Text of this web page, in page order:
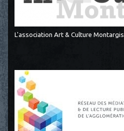
L'association Art & Culture Montargis